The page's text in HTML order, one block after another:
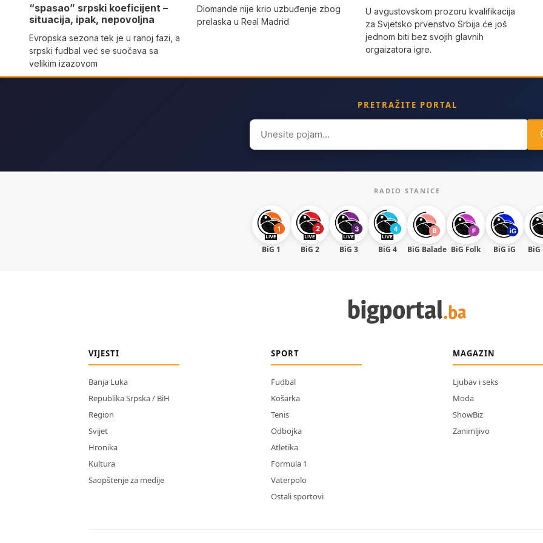
“spasao” srpski koeficijent –
situacija, ipak, nepovoljna
Evropska sezona tek je u ranoj fazi, a
srpski fudbal već se suočava sa
velikim izazovom
Diomande nije krio uzbuđenje zbog
prelaska u Real Madrid
U avgustovskom prozoru kvalifikacija
za Svjetsko prvenstvo Srbija će još
jednom biti bez svojih glavnih
orgaizatora igre.
PRETRAŽITE PORTAL
Search
for:
RADIO STANICE
BiG 1 BiG 2 BiG 3 BiG 4 BiG Balade BiG Folk BiG iG BiG
VIJESTI
Banja Luka
Republika Srpska / BiH
Region
Svijet
Hronika
Kultura
Saopštenje za medije
SPORT
Fudbal
Košarka
Tenis
Odbojka
Atletika
Formula 1
Vaterpolo
Ostali sportovi
MAGAZIN
Ljubav i seks
Moda
ShowBiz
Zanimljivo